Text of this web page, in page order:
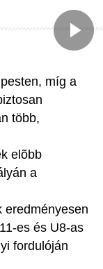
míg a
több,
elõbb
a
eredményesen
es és U8-as
fordulóján